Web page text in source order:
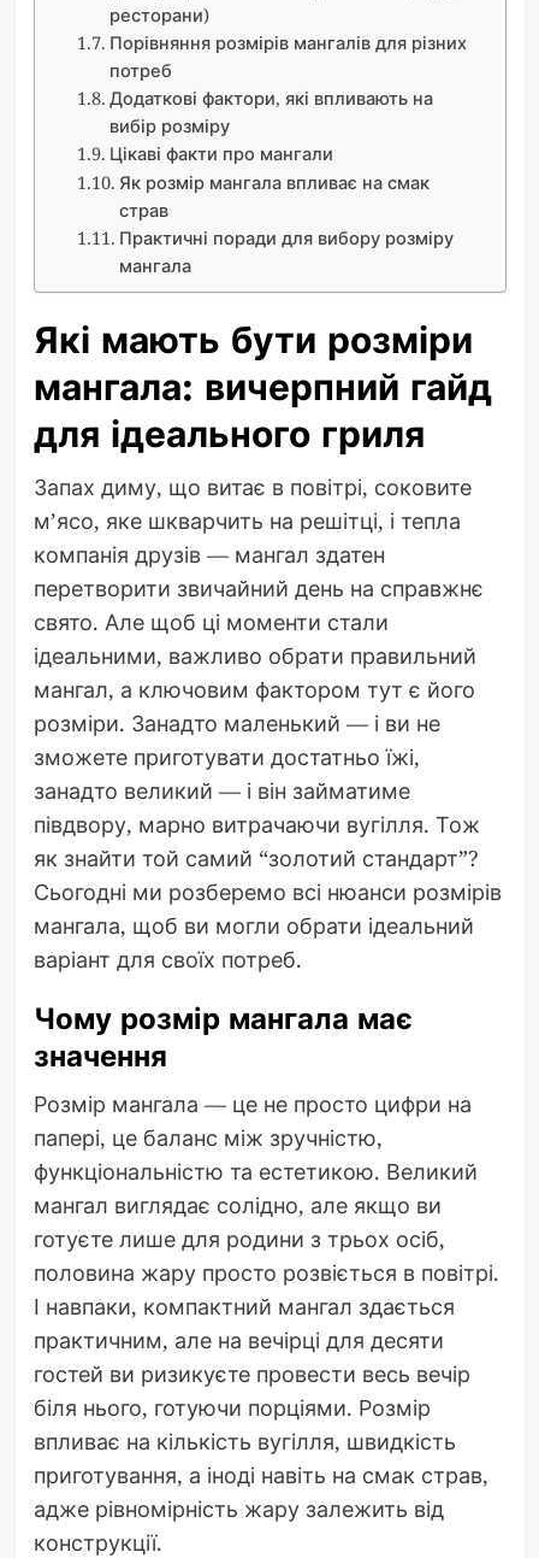
ресторани)
Порівняння розмірів мангалів для різних
потреб
Додаткові фактори, які впливають на
вибір розміру
Цікаві факти про мангали
Як розмір мангала впливає на смак
страв
Практичні поради для вибору розміру
мангала
Які мають бути розміри
мангала: вичерпний гайд
для ідеального гриля
Запах диму, що витає в повітрі, соковите
м’ясо, яке шкварчить на решітці, і тепла
компанія друзів — мангал здатен
перетворити звичайний день на справжнє
свято. Але щоб ці моменти стали
ідеальними, важливо обрати правильний
мангал, а ключовим фактором тут є його
розміри. Занадто маленький — і ви не
зможете приготувати достатньо їжі,
занадто великий — і він займатиме
півдвору, марно витрачаючи вугілля. Тож
як знайти той самий “золотий стандарт”?
Сьогодні ми розберемо всі нюанси розмірів
мангала, щоб ви могли обрати ідеальний
варіант для своїх потреб.
Чому розмір мангала має
значення
Розмір мангала — це не просто цифри на
папері, це баланс між зручністю,
функціональністю та естетикою. Великий
мангал виглядає солідно, але якщо ви
готуєте лише для родини з трьох осіб,
половина жару просто розвіється в повітрі.
І навпаки, компактний мангал здається
практичним, але на вечірці для десяти
гостей ви ризикуєте провести весь вечір
біля нього, готуючи порціями. Розмір
впливає на кількість вугілля, швидкість
приготування, а іноді навіть на смак страв,
адже рівномірність жару залежить від
конструкції.